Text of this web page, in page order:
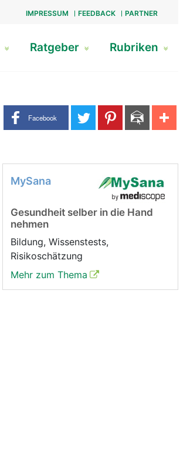
IMPRESSUM FEEDBACK PARTNER
Ratgeber Rubriken
Share buttons
Facebook
MySana
Gesundheit selber in die Hand
nehmen
Bildung, Wissenstests,
Risikoschätzung
Mehr zum Thema